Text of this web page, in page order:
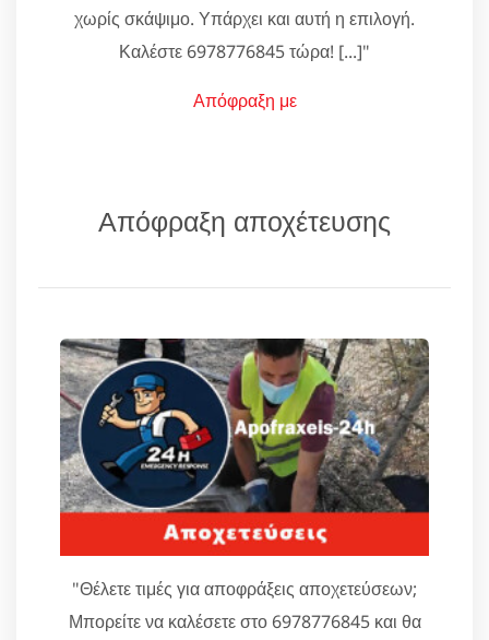
χωρίς σκάψιμο. Υπάρχει και αυτή η επιλογή.
Καλέστε 6978776845 τώρα! [...]"
Απόφραξη με
Απόφραξη αποχέτευσης
"Θέλετε τιμές για αποφράξεις αποχετεύσεων;
Μπορείτε να καλέσετε στο 6978776845 και θα